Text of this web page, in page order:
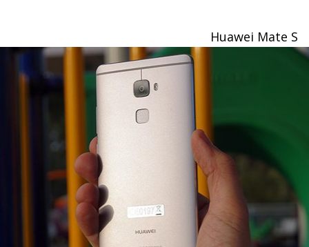
Huawei Mate S